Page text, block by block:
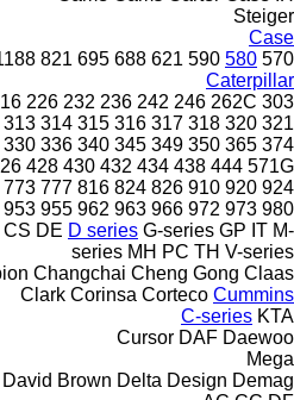
Steiger
Case
570
580
590
621
688
695
821
Caterpillar
226 232 236 242 246 262C 303
313 314 315 316 317 318 320 321
330 336 340 345 349 350 365 374
428 430 432 434 438 444 571G
773 777 816 824 826 910 920 924
953 955 962 963 966 972 973 980
CS DE D series G-series GP IT M-
series MH PC TH V-series
Changchai Cheng Gong Claas
Clark Corinsa Corteco Cummins
C-series KTA
Cursor DAF Daewoo
Mega
David Brown Delta Design Demag